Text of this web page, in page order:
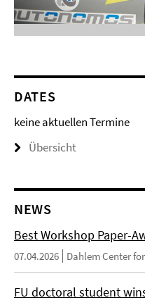
DATES
keine aktuellen Termine
Übersicht
NEWS
Best Workshop Paper-
07.04.2026 Dahlem Center
FU doctoral student